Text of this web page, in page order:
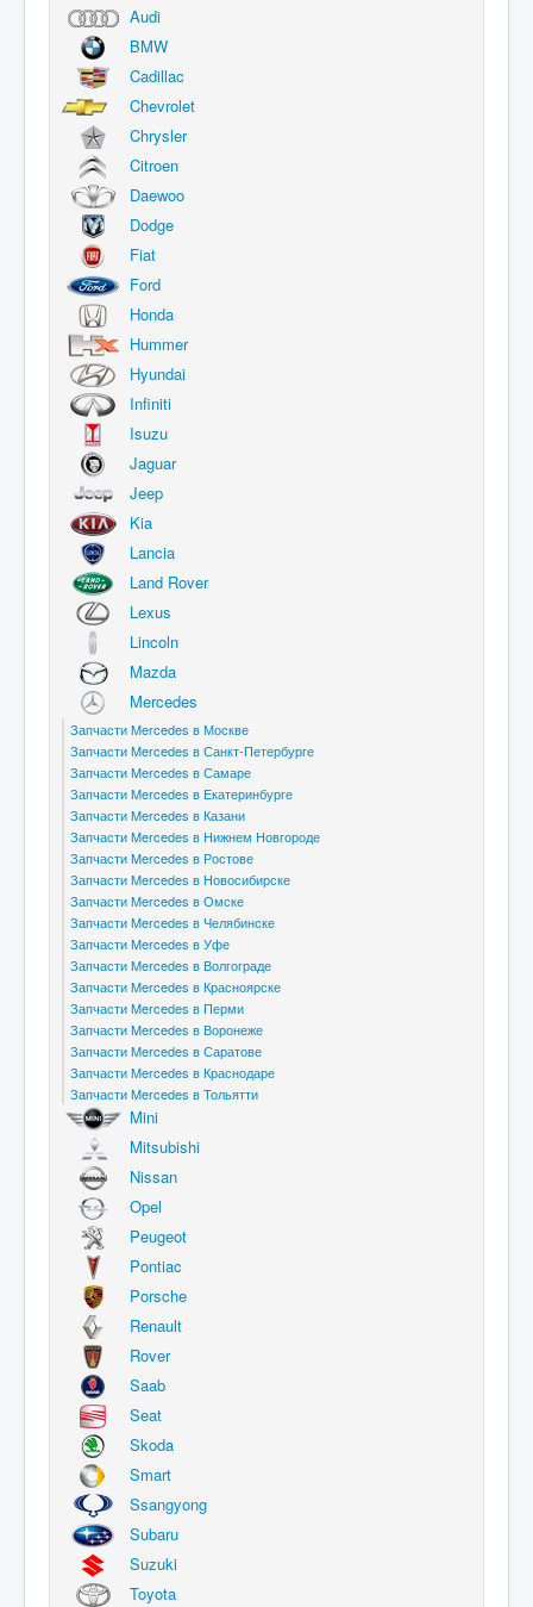
Audi
BMW
Cadillac
Chevrolet
Chrysler
Citroen
Daewoo
Dodge
Fiat
Ford
Honda
Hummer
Hyundai
Infiniti
Isuzu
Jaguar
Jeep
Kia
Lancia
Land Rover
Lexus
Lincoln
Mazda
Mercedes
Запчасти Mercedes в Москве
Запчасти Mercedes в Санкт-Петербурге
Запчасти Mercedes в Самаре
Запчасти Mercedes в Екатеринбурге
Запчасти Mercedes в Казани
Запчасти Mercedes в Нижнем Новгороде
Запчасти Mercedes в Ростове
Запчасти Mercedes в Новосибирске
Запчасти Mercedes в Омске
Запчасти Mercedes в Челябинске
Запчасти Mercedes в Уфе
Запчасти Mercedes в Волгограде
Запчасти Mercedes в Красноярске
Запчасти Mercedes в Перми
Запчасти Mercedes в Воронеже
Запчасти Mercedes в Саратове
Запчасти Mercedes в Краснодаре
Запчасти Mercedes в Тольятти
Mini
Mitsubishi
Nissan
Opel
Peugeot
Pontiac
Porsche
Renault
Rover
Saab
Seat
Skoda
Smart
Ssangyong
Subaru
Suzuki
Toyota